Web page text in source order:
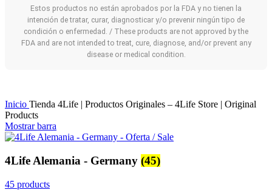
Estos productos no están aprobados por la FDA y no tienen la
intención de tratar, curar, diagnosticar y/o prevenir ningún tipo de
condición o enfermedad. / These products are not approved by the
FDA and are not intended to treat, cure, diagnose, and/or prevent any
disease or medical condition.
Inicio Tienda 4Life | Productos Originales – 4Life Store | Original
Products
Mostrar barra
4Life Alemania - Germany (45)
45 products